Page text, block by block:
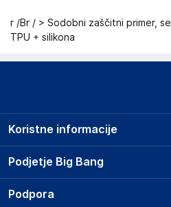
r /Br / > Sodobni zaščitni primer,
TPU + silikona
Podjetje Big Bang
O podjetju
Koristne informacije
Prodajna mesta
Storitve
Podpora